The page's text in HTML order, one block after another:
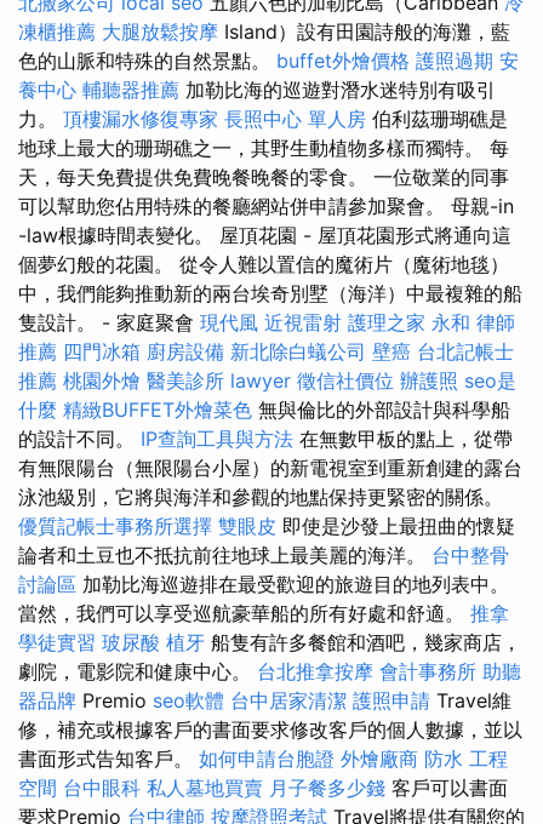
凍櫃推薦 大腿放鬆按摩 Island）設有田園詩般的海灘，藍
色的山脈和特殊的自然景點。 buffet外燴價格 護照過期 安
養中心 輔聽器推薦 加勒比海的巡遊對潛水迷特別有吸引
力。 頂樓漏水修復專家 長照中心 單人房 伯利茲珊瑚礁是
地球上最大的珊瑚礁之一，其野生動植物多樣而獨特。 每
天，每天免費提供免費晚餐晚餐的零食。 一位敬業的同事
可以幫助您佔用特殊的餐廳網站併申請參加聚會。 母親-in
-law根據時間表變化。 屋頂花園 - 屋頂花園形式將通向這
個夢幻般的花園。 從令人難以置信的魔術片（魔術地毯）
中，我們能夠推動新的兩台埃奇別墅（海洋）中最複雜的船
隻設計。 - 家庭聚會 現代風 近視雷射 護理之家 永和 律師
推薦 四門冰箱 廚房設備 新北除白蟻公司 壁癌 台北記帳士
推薦 桃園外燴 醫美診所 lawyer 徵信社價位 辦護照 seo是
什麼 精緻BUFFET外燴菜色 無與倫比的外部設計與科學船
的設計不同。 IP查詢工具與方法 在無數甲板的點上，從帶
有無限陽台（無限陽台小屋）的新電視室到重新創建的露台
泳池級別，它將與海洋和參觀的地點保持更緊密的關係。
優質記帳士事務所選擇 雙眼皮 即使是沙發上最扭曲的懷疑
論者和土豆也不抵抗前往地球上最美麗的海洋。 台中整骨
討論區 加勒比海巡遊排在最受歡迎的旅遊目的地列表中。
當然，我們可以享受巡航豪華船的所有好處和舒適。 推拿
學徒實習 玻尿酸 植牙 船隻有許多餐館和酒吧，幾家商店，
劇院，電影院和健康中心。 台北推拿按摩 會計事務所 助聽
器品牌 Premio seo軟體 台中居家清潔 護照申請 Travel維
修，補充或根據客戶的書面要求修改客戶的個人數據，並以
書面形式告知客戶。 如何申請台胞證 外燴廠商 防水 工程
空間 台中眼科 私人墓地買賣 月子餐多少錢 客戶可以書面
要求Premio 台中律師 按摩證照考試 Travel將提供有關您的